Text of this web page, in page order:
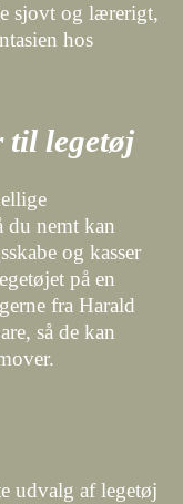
sjovt og lærerigt,
hos
til legetøj
du nemt kan
og kasser
på en
fra Harald
så de kan
udvalg af legetøj